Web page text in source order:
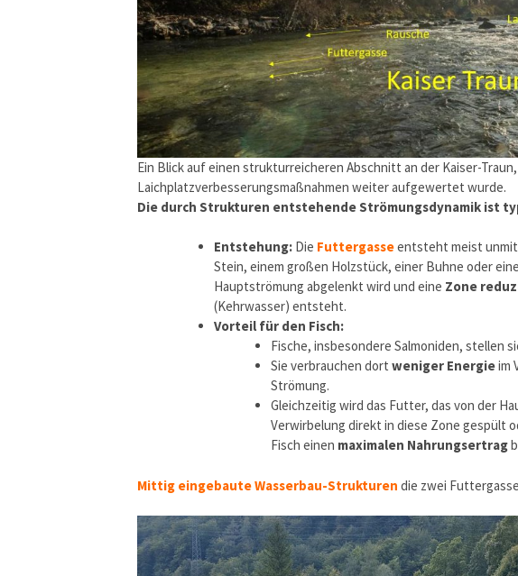
Ein Blick auf einen strukturreicheren Abschnitt an der Kaiser-
Laichplatzverbesserungsmaßnahmen weiter aufgewertet wurde.
Die durch Strukturen entstehende Strömungsdynamik ist
Entstehung: Die Futtergasseentsteht meist
Stein, einem großen Holzstück, einer Buhne oder
Hauptströmung abgelenkt wird und eine Zone
(Kehrwasser) entsteht.
Vorteil für den Fisch:
Fische, insbesondere Salmoniden, stellen
Sie verbrauchen dort weniger Energieim
Strömung.
Gleichzeitig wird das Futter, das von der
Verwirbelung direkt in diese Zone gespült
Fisch einen maximalen Nahrungsertrag
Mittig eingebaute Wasserbau-Strukturen die zwei